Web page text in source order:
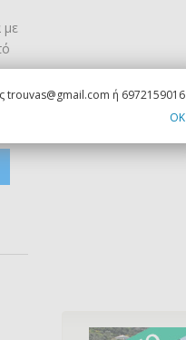
με
trouvas@gmail.com ή 6972159016
OK